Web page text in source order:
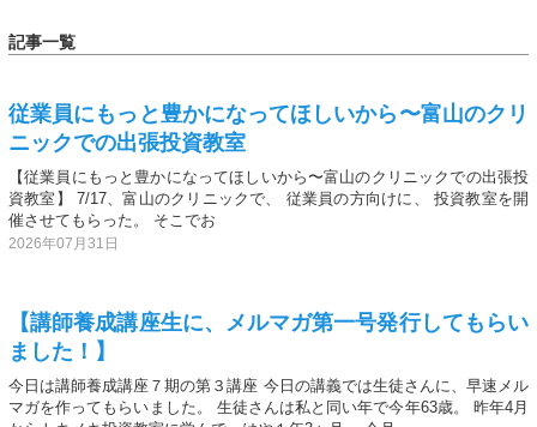
記事一覧
従業員にもっと豊かになってほしいから〜富山のクリ
ニックでの出張投資教室
【従業員にもっと豊かになってほしいから〜富山のクリニックでの出張投
資教室】 7/17、富山のクリニックで、 従業員の方向けに、 投資教室を開
催させてもらった。 そこでお
2026年07月31日
【講師養成講座生に、メルマガ第一号発行してもらい
ました！】
今日は講師養成講座７期の第３講座 今日の講義では生徒さんに、早速メル
マガを作ってもらいました。 生徒さんは私と同い年で今年63歳。 昨年4月